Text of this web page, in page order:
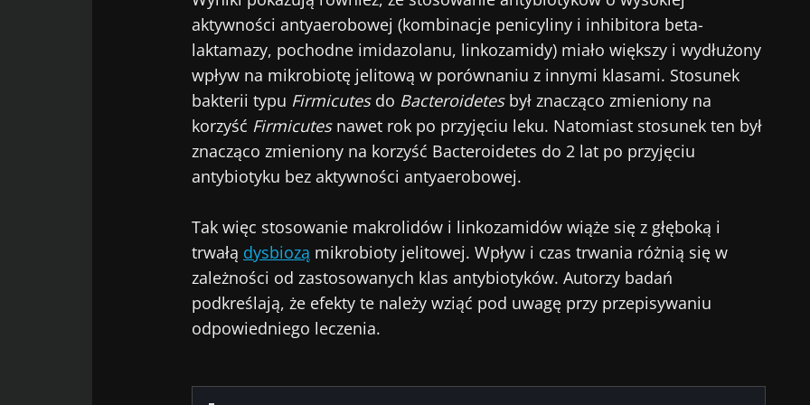
aktywności antyaerobowej (kombinacje penicyliny i inhibitora beta-
laktamazy, pochodne imidazolanu, linkozamidy) miało większy i wydłużony
wpływ na mikrobiotę jelitową w porównaniu z innymi klasami. Stosunek
bakterii typu Firmicutesdo Bacteroidetesbył znacząco zmieniony na
korzyść Firmicutesnawet rok po przyjęciu leku. Natomiast stosunek ten był
znacząco zmieniony na korzyść Bacteroidetes do 2 lat po przyjęciu
antybiotyku bez aktywności antyaerobowej.
Tak więc stosowanie makrolidów i linkozamidów wiąże się z głęboką i
trwałą dysbiozą mikrobioty jelitowej. Wpływ i czas trwania różnią się w
zależności od zastosowanych klas antybiotyków. Autorzy badań
podkreślają, że efekty te należy wziąć pod uwagę przy przepisywaniu
odpowiedniego leczenia.